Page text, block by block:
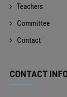
Teachers
Committee
Contact
CONTACT